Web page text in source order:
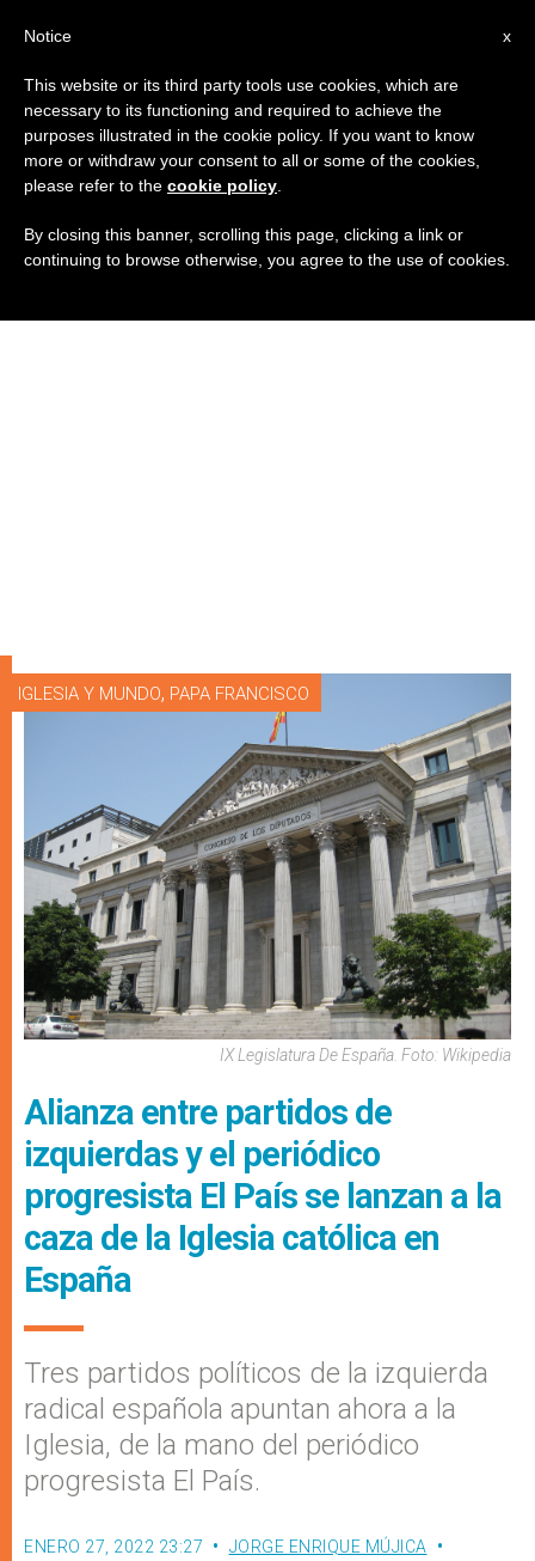
IGLESIA Y MUNDO, PAPA FRANCISCO
IX Legislatura De España. Foto: Wikipedia
Alianza entre partidos de
izquierdas y el periódico
progresista El País se lanzan a la
caza de la Iglesia católica en
España
Tres partidos políticos de la izquierda
radical española apuntan ahora a la
Iglesia, de la mano del periódico
progresista El País.
ENERO 27, 2022 23:27
JORGE ENRIQUE MÚJICA
x
Notice
This website or its third party tools use cookies, which are
necessary to its functioning and required to achieve the
purposes illustrated in the cookie policy. If you want to know
more or withdraw your consent to all or some of the cookies,
please refer to the cookie policy
By closing this banner, scrolling this page, clicking a link or
continuing to browse otherwise, you agree to the use of cookies.